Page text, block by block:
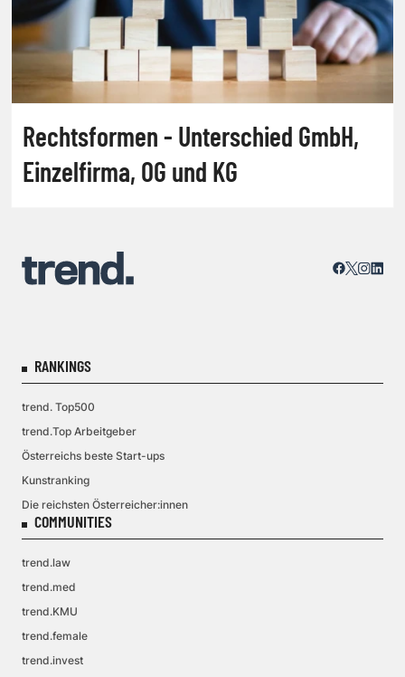
Rechtsformen - Unterschied GmbH,
Einzelfirma, OG und KG
RANKINGS
trend. Top500
trend.Top Arbeitgeber
Österreichs beste Start-ups
Kunstranking
Die reichsten Österreicher:innen
COMMUNITIES
trend.law
trend.med
trend.KMU
trend.female
trend.invest